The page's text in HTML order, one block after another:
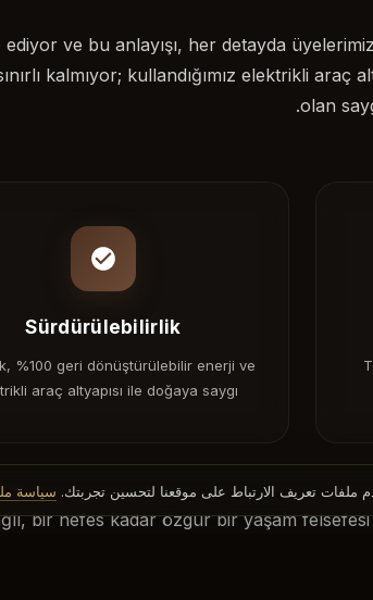
ediyor ve bu anlayışı, her detayda
kalmıyor; kullandığımız elektrikli araç
olan
Sürdürülebilirlik
%100 geri dönüştürülebilir enerji ve
araç altyapısı ile doğaya saygı.
bir nefes kadar özgür bir yaşam felsefesi
ملفات تعريف الارتباط على موقعنا لتحسين تجربتك. سياسة